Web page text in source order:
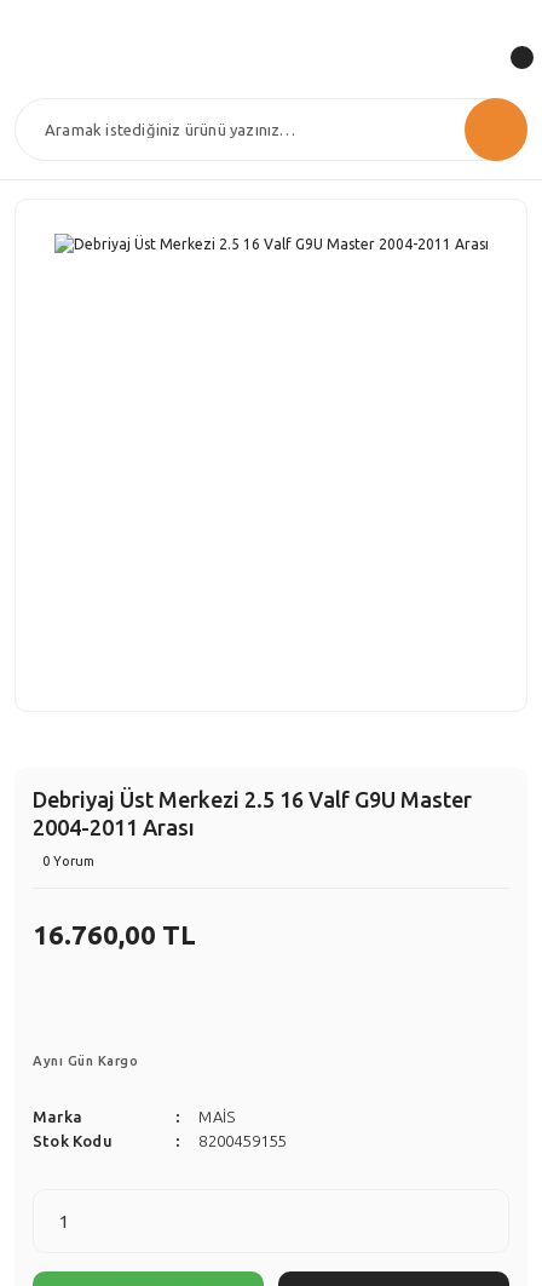
Debriyaj Üst Merkezi 2.5 16 Valf G9U Master
2004-2011 Arası
0 Yorum
16.760,00 TL
Aynı Gün Kargo
Marka
MAİS
Stok Kodu
8200459155